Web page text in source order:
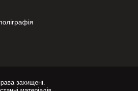
захищені.